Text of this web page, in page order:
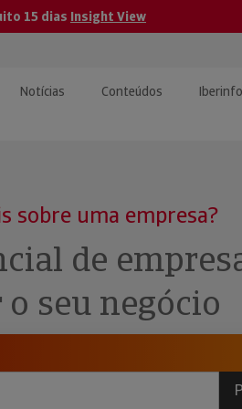
15 dias Insight View
Notícias Conteúdos
sobre uma empresa?
de
seu negócio